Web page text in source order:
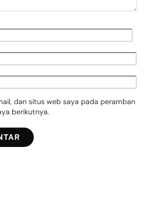
dan situs web saya pada peramban
berikutnya.